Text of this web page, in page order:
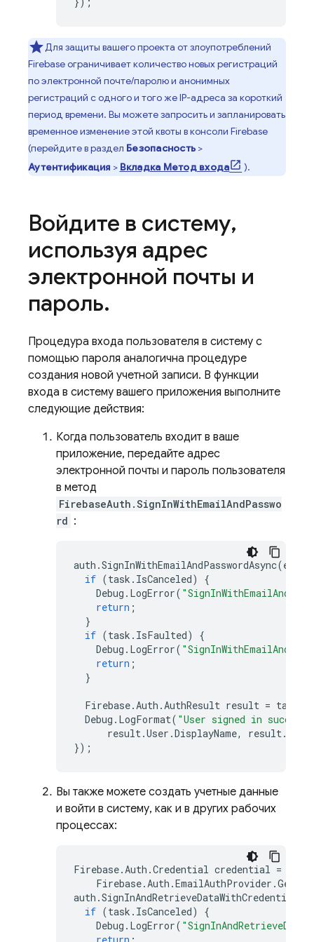
Для защиты вашего проекта от злоупотреблений
Firebase ограничивает количество новых регистраций
по электронной почте/паролю и анонимных
регистраций с одного и того же IP-адреса за короткий
период времени. Вы можете запросить и запланировать
временное изменение этой квоты в консоли Firebase
(перейдите в раздел Безопасность >
Аутентификация > Вкладка Метод входа ).
Войдите в систему,
используя адрес
электронной почты и
пароль.
Процедура входа пользователя в систему с
помощью пароля аналогична процедуре
создания новой учетной записи. В функции
входа в систему вашего приложения выполните
следующие действия:
Когда пользователь входит в ваше
приложение, передайте адрес
электронной почты и пароль пользователя
в метод
FirebaseAuth.SignInWithEmailAndPasswo
rd :
auth .SignInWithEmailAndPasswordAsync(email
if (task . IsCanceled)
{
Debug . LogError(
return ;
}
if (task . IsFaulted)
{
Debug . LogError(
return ;
}
Firebase.Auth .AuthResult result = task
Debug . LogFormat( "User signed in
result.User .DisplayName, result.
});
Вы также можете создать учетные данные
и войти в систему, как и в других рабочих
процессах:
Firebase.Auth .Credential credential =
Firebase.Auth .EmailAuthProvider .
auth .
if (task . IsCanceled)
{
Debug . LogError(